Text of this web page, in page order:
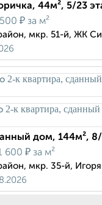
44м², 5/23
₽ за м²
мкр. 51-й, ЖК
дом, 144м²,
600 ₽ за м²
мкр. 35-й,